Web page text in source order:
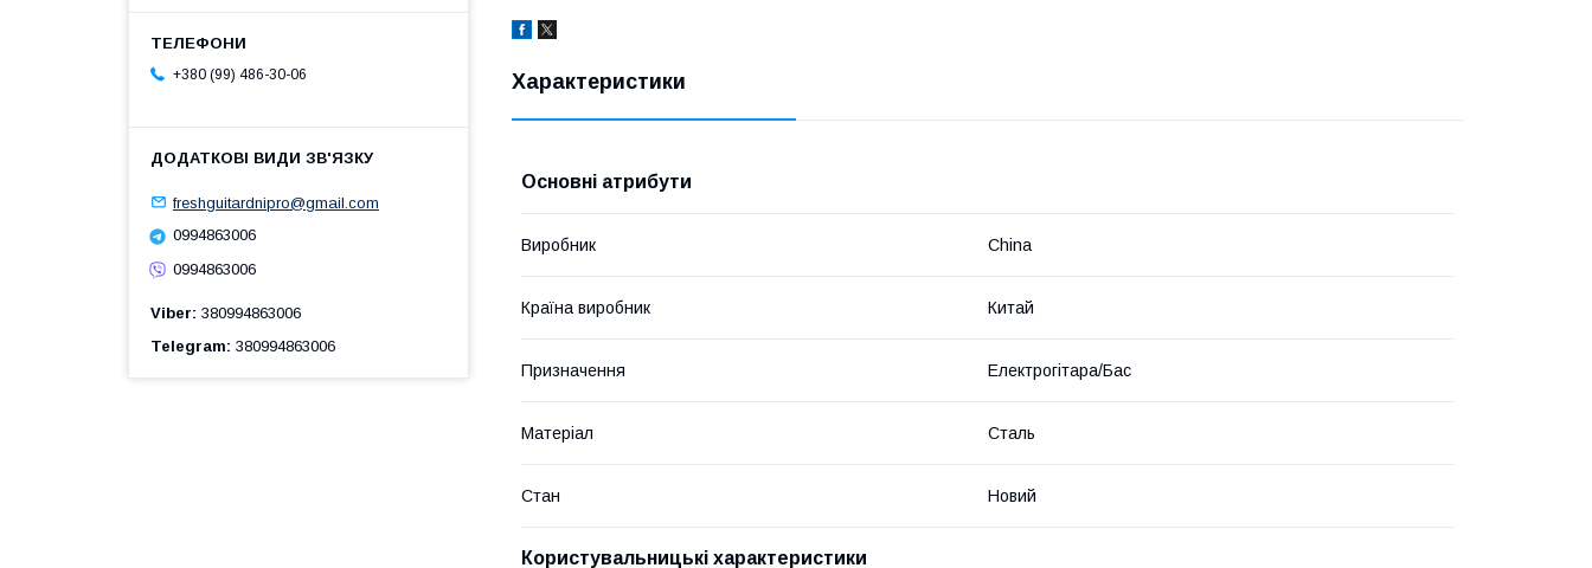
Характеристики
Основні атрибути
Виробник China
Країна виробник Китай
Призначення Електрогітара/Бас
Матеріал Сталь
Стан Новий
Користувальницькі характеристики
+380 (99) 486-30-06
freshguitardnipro@gmail.com
0994863006
0994863006
Viber 380994863006
Telegram 380994863006